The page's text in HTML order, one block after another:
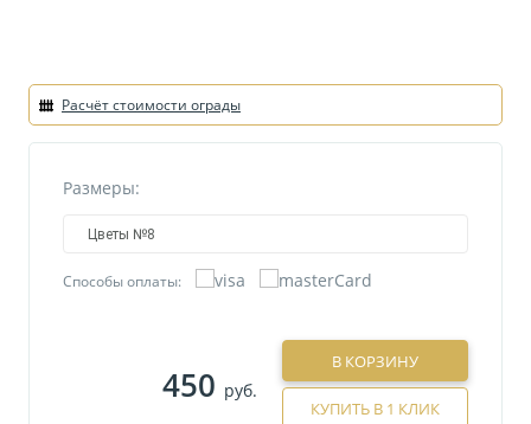
Расчёт стоимости ограды
Размеры:
Цветы №8
Способы оплаты:
450 руб.
В КОРЗИНУ
КУПИТЬ В 1 КЛИК